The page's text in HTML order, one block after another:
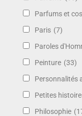
Parfums et
Paris (7)
Paroles
Peinture (33)
Personnalités
Petites
Philosophie